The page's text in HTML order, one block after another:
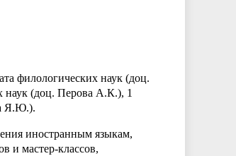
филологических наук (доц.
(доц. Перова А.К.), 1
Я.Ю.).
иностранным языкам,
и мастер-классов,